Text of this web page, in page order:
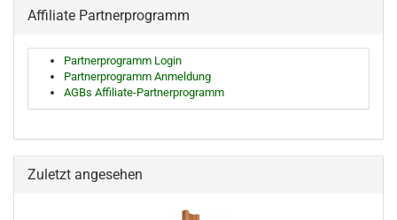
Affiliate Partnerprogramm
Partnerprogramm Login
Partnerprogramm Anmeldung
AGBs Affiliate-Partnerprogramm
Zuletzt angesehen